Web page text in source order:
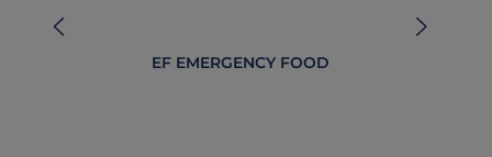
EF EMERGENCY FOOD